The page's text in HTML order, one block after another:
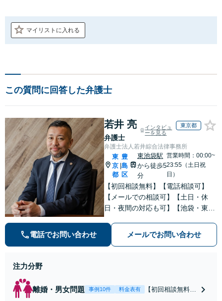
マイリストに入れる
この質問に回答した弁護士
若井 亮
弁護士
インタビュ
ーを見る
東京都
弁護士法人若井綜合法律事務所
東
京
都
|
豊
島
区
東池袋駅
から徒歩5
分
営業時間：00:00~
23:55（土日祝
日）
【初回相談無料】【電話相談可】
【メールでの相談可】【土日・休
日・夜間の対応も可】【池袋・東池
トラブル・刑事事件を中心に「個
人」の方からのご相談・ご依頼を幅
電話でお問い合わせ メールでお問い合わせ
注力分野
離婚・男女問題 事例10件 料金表有
【初回相談無料】